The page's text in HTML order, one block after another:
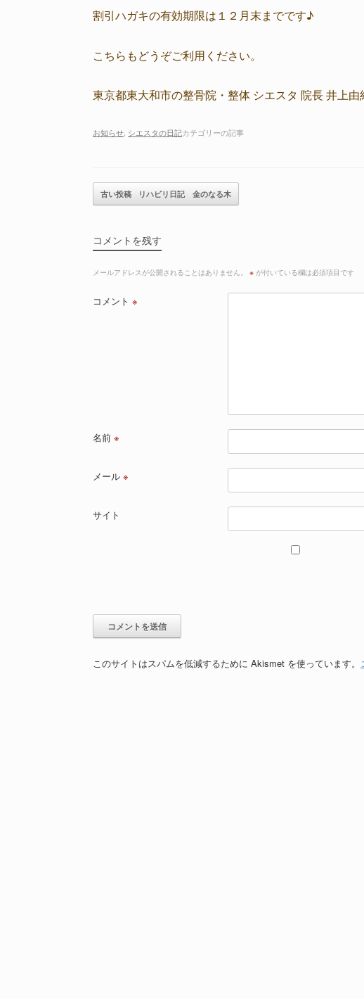
割引ハガキの有効期限は１２月末までです♪
こちらもどうぞご利用ください。
東京都東大和市の整骨院・整体 シエスタ 院長 井上由
お知らせ シエスタの日記カテゴリーの記事
記事のナビゲーション
古い投稿 リハビリ日記 金のなる木
コメントを残す
メールアドレスが公開されることはありません。 ※ が付いている欄は必須項目です
コメント ※
名前 ※
メール ※
サイト
このサイトはスパムを低減するために Akismet を使っています。